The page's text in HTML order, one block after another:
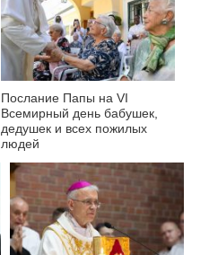
Послание Папы на VI
Всемирный день бабушек,
дедушек и всех пожилых
людей